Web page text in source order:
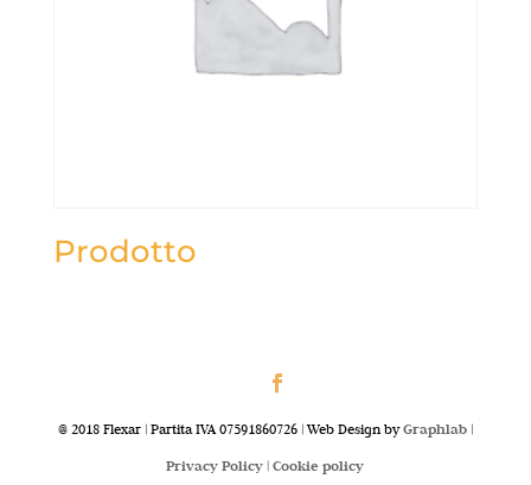
Prodotto
@ 2018 Flexar | Partita IVA 07591860726 | Web Design byGraphlab|
Privacy Policy |Cookie policy